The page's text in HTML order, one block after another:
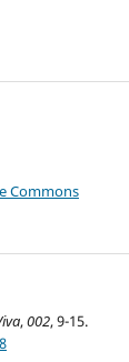
Commons
,002, 9-15.